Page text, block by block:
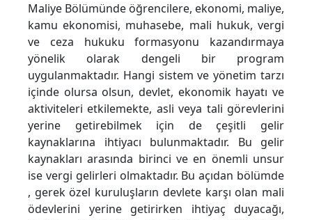
Maliye Bölümünde öğrencilere, ekonomi, maliye,
kamu ekonomisi, muhasebe, mali hukuk, vergi
ve ceza hukuku formasyonu kazandırmaya
yönelik olarak dengeli bir program
uygulanmaktadır. Hangi sistem ve yönetim tarzı
içinde olursa olsun, devlet, ekonomik hayatı ve
aktiviteleri etkilemekte, asli veya tali görevlerini
yerine getirebilmek için de çeşitli gelir
kaynaklarına ihtiyacı bulunmaktadır. Bu gelir
kaynakları arasında birinci ve en önemli unsur
ise vergi gelirleri olmaktadır. Bu açıdan bölümde
, gerek özel kuruluşların devlete karşı olan mali
ödevlerini yerine getirirken ihtiyaç duyacağı,